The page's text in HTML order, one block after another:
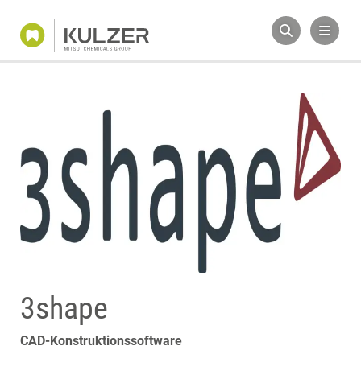
3shape
CAD-Konstruktionssoftware